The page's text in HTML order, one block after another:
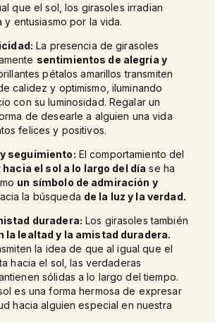
que el sol, los girasoles irradian
entusiasmo por la vida.
: La presencia de girasoles
sentimientos de alegría y
pétalos amarillos transmiten
calidez y optimismo, iluminando
con su luminosidad. Regalar un
de desearle a alguien una vida
felices y positivos.
seguimiento: El comportamiento del
hacia el sol a lo largo del día se ha
un símbolo de admiración y
la búsqueda de la luz y la verdad.
duradera: Los girasoles también
la lealtad y la amistad duradera.
la idea de que al igual que el
hacia el sol, las verdaderas
sólidas a lo largo del tiempo.
es una forma hermosa de expresar
hacia alguien especial en nuestra